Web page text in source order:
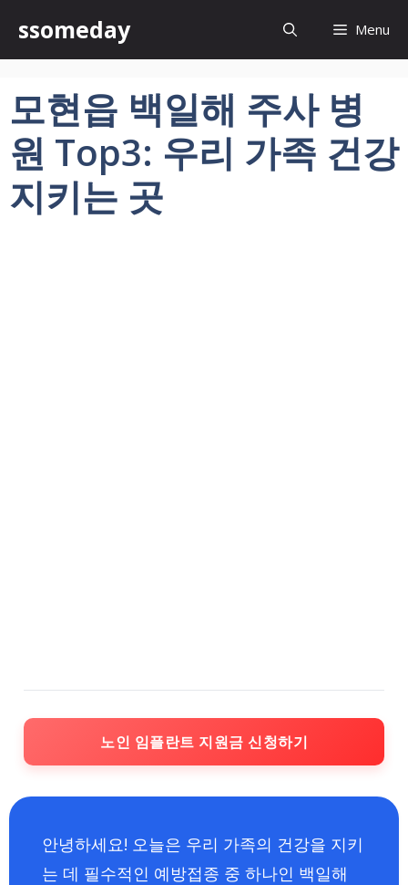
츠
너
뛰
ssomeday Menu
모현읍 백일해 주사 병
원 Top3: 우리 가족 건강
지키는 곳
노인 임플란트 지원금 신청하기
안녕하세요! 오늘은 우리 가족의 건강을 지키
는 데 필수적인 예방접종 중 하나인 백일해